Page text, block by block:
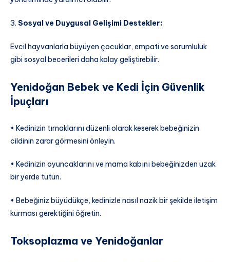
3. Sosyal ve Duygusal Gelişimi Destekler:
Evcil hayvanlarla büyüyen çocuklar, empati ve sorumluluk
gibi sosyal becerileri daha kolay geliştirebilir.
Yenidoğan Bebek ve Kedi İçin Güvenlik
İpuçları
• Kedinizin tırnaklarını düzenli olarak keserek bebeğinizin
cildinin zarar görmesini önleyin.
• Kedinizin oyuncaklarını ve mama kabını bebeğinizden uzak
bir yerde tutun.
• Bebeğiniz büyüdükçe, kedinizle nasıl nazik bir şekilde iletişim
kurması gerektiğini öğretin.
Toksoplazma ve Yenidoğanlar